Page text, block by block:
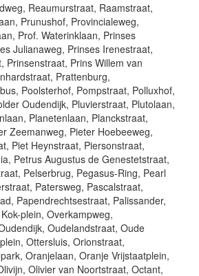
Reaumurstraat, Raamstraat,
Prunushof, Provincialeweg,
Prof. Waterinklaan, Prinses
Julianaweg, Prinses Irenestraat,
Prinsenstraat, Prins Willem van
Prattenburg,
Poolsterhof, Pompstraat, Polluxhof,
Oudendijk, Pluvierstraat, Plutolaan,
Planetenlaan, Planckstraat,
Zeemanweg, Pieter Hoebeeweg,
Piet Heynstraat, Piersonstraat,
Petrus Augustus de Genestetstraat,
Pelserbrug, Pegasus-Ring, Pearl
Patersweg, Pascalstraat,
Papendrechtsestraat, Palissander,
plein, Overkampweg,
Oudelandstraat, Oude
Ottersluis, Orionstraat,
Oranjelaan, Oranje Vrijstaatplein,
Olivier van Noortstraat, Octant,